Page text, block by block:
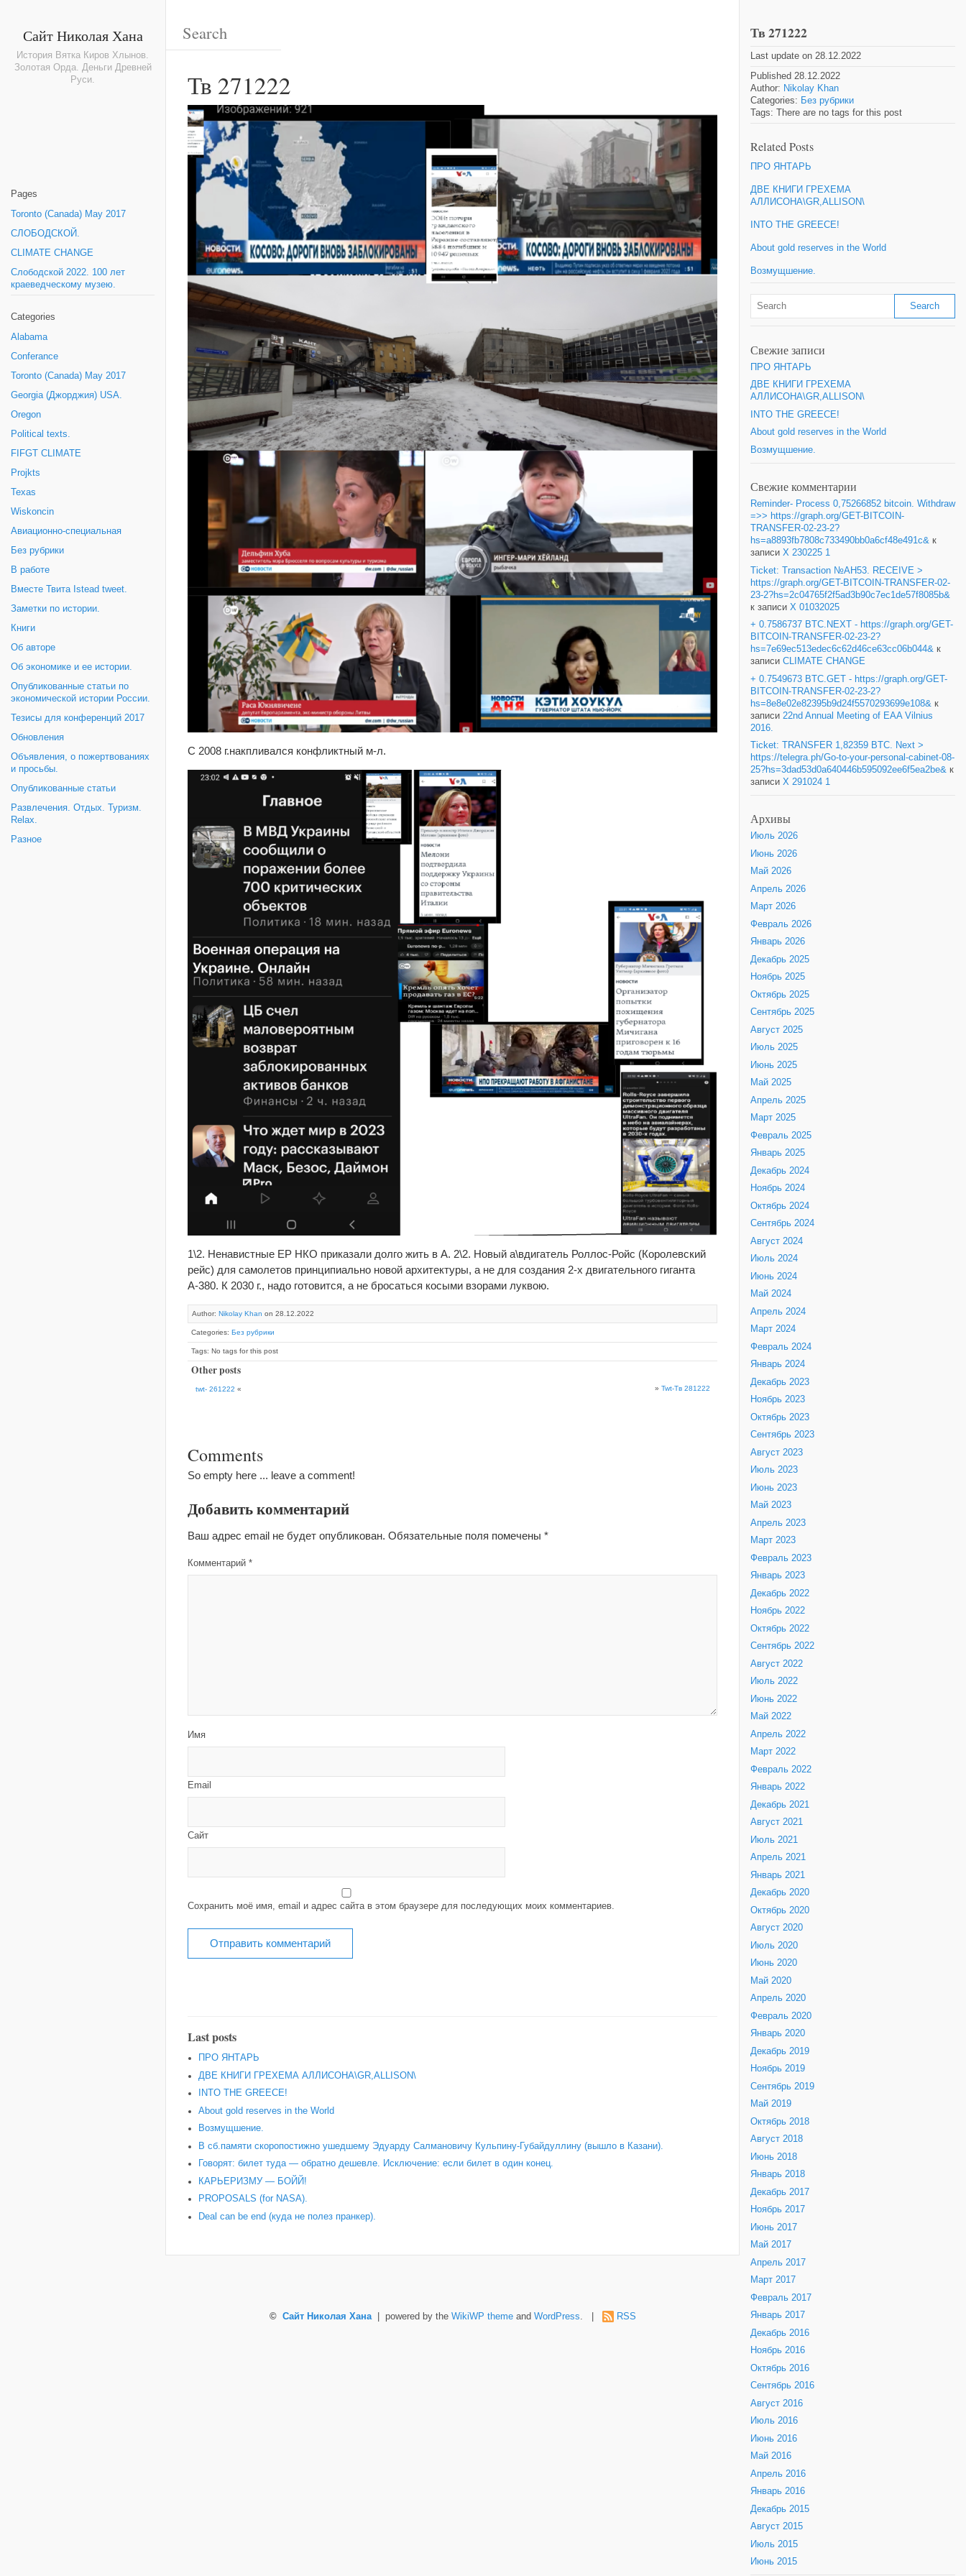
Сайт Николая Хана
История Вятка Киров Хлынов.
Золотая Орда. Деньги Древней
Руси.
Pages
Toronto (Canada) May 2017
СЛОБОДСКОЙ.
CLIMATE CHANGE
Слободской 2022. 100 лет
краеведческому музею.
Categories
Alabama
Conferance
Toronto (Canada) May 2017
Georgia (Джорджия) USA.
Oregon
Political texts.
FIFGT CLIMATE
Projkts
Texas
Wiskoncin
Авиационно-специальная
Без рубрики
В работе
Вместе Твита Istead tweet.
Заметки по истории.
Книги
Об авторе
Об экономике и ее истории.
Опубликованные статьи по
экономической истории России.
Тезисы для конференций 2017
Обновления
Объявления, о пожертвованиях
и просьбы.
Опубликованные статьи
Развлечения. Отдых. Туризм.
Relax.
Разное
Тв 271222
С 2008 г.накпливался конфликтный м-л.
1\2. Ненавистные ЕР НКО приказали долго жить в А. 2\2. Новый а\вдигатель Роллос-Ройс (Королевский
рейс) для самолетов принципиально новой архитектуры, а не для создания 2-х двигательного гиганта
А-380. К 2030 г., надо готовится, а не бросаться косыми взорами луквою.
Author: Nikolay Khan on 28.12.2022
Categories: Без рубрики
Tags: No tags for this post
Other posts
twt- 261222 « » Twt-Тв 281222
Comments
So empty here ... leave a comment!
Добавить комментарий
Ваш адрес email не будет опубликован. Обязательные поля помечены *
Комментарий *
Имя
Email
Сайт
Сохранить моё имя, email и адрес сайта в этом браузере для последующих моих комментариев.
Last posts
ПРО ЯНТАРЬ
ДВЕ КНИГИ ГРЕХЕМА АЛЛИСОНА\GR,ALLISON\
INTO THE GREECE!
About gold reserves in the World
Возмущшение.
В сб.памяти скоропостижно ушедшему Эдуарду Салмановичу Кульпину-Губайдуллину (вышло в Казани).
Говорят: билет туда — обратно дешевле. Исключение: если билет в один конец.
КАРЬЕРИЗМУ — БОЙЙ!
PROPOSALS (for NASA).
Deal can be end (куда не полез пранкер).
Тв 271222
Last update on 28.12.2022
Published 28.12.2022
Author: Nikolay Khan
Categories: Без рубрики
Tags: There are no tags for this post
Related Posts
ПРО ЯНТАРЬ
ДВЕ КНИГИ ГРЕХЕМА
АЛЛИСОНА\GR,ALLISON\
INTO THE GREECE!
About gold reserves in the World
Возмущшение.
Свежие записи
ПРО ЯНТАРЬ
ДВЕ КНИГИ ГРЕХЕМА
АЛЛИСОНА\GR,ALLISON\
INTO THE GREECE!
About gold reserves in the World
Возмущшение.
Свежие комментарии
Reminder- Process 0,75266852 bitcoin. Withdraw
=>> https://graph.org/GET-BITCOIN-
TRANSFER-02-23-2?
hs=a8893fb7808c733490bb0a6cf48e491c& к
записи X 230225 1
Ticket: Transaction №AH53. RECEIVE >
https://graph.org/GET-BITCOIN-TRANSFER-02-
23-2?hs=2c04765f2f5ad3b90c7ec1de57f8085b&
к записи X 01032025
+ 0.7586737 BTC.NEXT - https://graph.org/GET-
BITCOIN-TRANSFER-02-23-2?
hs=7e69ec513edec6c62d46ce63cc06b044& к
записи CLIMATE CHANGE
+ 0.7549673 BTC.GET - https://graph.org/GET-
BITCOIN-TRANSFER-02-23-2?
hs=8e8e02e82395b9d24f5570293699e108& к
записи 22nd Annual Meeting of EAA Vilnius
2016.
Ticket: TRANSFER 1,82359 BTC. Next >
https://telegra.ph/Go-to-your-personal-cabinet-08-
25?hs=3dad53d0a640446b595092ee6f5ea2be& к
записи X 291024 1
Архивы
Июль 2026
Июнь 2026
Май 2026
Апрель 2026
Март 2026
Февраль 2026
Январь 2026
Декабрь 2025
Ноябрь 2025
Октябрь 2025
Сентябрь 2025
Август 2025
Июль 2025
Июнь 2025
Май 2025
Апрель 2025
Март 2025
Февраль 2025
Январь 2025
Декабрь 2024
Ноябрь 2024
Октябрь 2024
Сентябрь 2024
Август 2024
Июль 2024
Июнь 2024
Май 2024
Апрель 2024
Март 2024
Февраль 2024
Январь 2024
Декабрь 2023
Ноябрь 2023
Октябрь 2023
Сентябрь 2023
Август 2023
Июль 2023
Июнь 2023
Май 2023
Апрель 2023
Март 2023
Февраль 2023
Январь 2023
Декабрь 2022
Ноябрь 2022
Октябрь 2022
Сентябрь 2022
Август 2022
Июль 2022
Июнь 2022
Май 2022
Апрель 2022
Март 2022
Февраль 2022
Январь 2022
Декабрь 2021
Август 2021
Июль 2021
Апрель 2021
Январь 2021
Декабрь 2020
Октябрь 2020
Август 2020
Июль 2020
Июнь 2020
Май 2020
Апрель 2020
Февраль 2020
Январь 2020
Декабрь 2019
Ноябрь 2019
Сентябрь 2019
Май 2019
Октябрь 2018
Август 2018
Июнь 2018
Январь 2018
Декабрь 2017
Ноябрь 2017
Июнь 2017
Май 2017
Апрель 2017
Март 2017
Февраль 2017
Январь 2017
Декабрь 2016
Ноябрь 2016
Октябрь 2016
Сентябрь 2016
Август 2016
Июль 2016
Июнь 2016
Май 2016
Апрель 2016
Январь 2016
Декабрь 2015
Август 2015
Июль 2015
Июнь 2015
© Сайт Николая Хана| powered by the WikiWP themeand WordPress. | RSS